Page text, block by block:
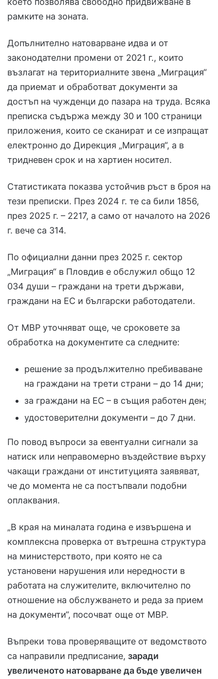
рамките на зоната.
Допълнително натоварване идва и от
законодателни промени от 2021 г., които
възлагат на териториалните звена „Миграция“
да приемат и обработват документи за
достъп на чужденци до пазара на труда. Всяка
преписка съдържа между 30 и 100 страници
приложения, които се сканират и се изпращат
електронно до Дирекция „Миграция“, а в
тридневен срок и на хартиен носител.
Статистиката показва устойчив ръст в броя на
тези преписки. През 2024 г. те са били 1856,
през 2025 г. – 2217, а само от началото на 2026
г. вече са 314.
По официални данни през 2025 г. сектор
„Миграция“ в Пловдив е обслужил общо 12
034 души – граждани на трети държави,
граждани на ЕС и български работодатели.
От МВР уточняват още, че сроковете за
обработка на документите са следните:
решение за продължително пребиваване
на граждани на трети страни – до 14 дни;
за граждани на ЕС – в същия работен ден;
удостоверителни документи – до 7 дни.
По повод въпроси за евентуални сигнали за
натиск или неправомерно въздействие върху
чакащи граждани от институцията заявяват,
че до момента не са постъпвали подобни
оплаквания.
„В края на миналата година е извършена и
комплексна проверка от вътрешна структура
на министерството, при която не са
установени нарушения или нередности в
работата на служителите, включително по
отношение на обслужването и реда за прием
на документи“, посочват още от МВР.
Въпреки това проверяващите от ведомството
са направили предписание, заради
увеличеното натоварване да бъде увеличен